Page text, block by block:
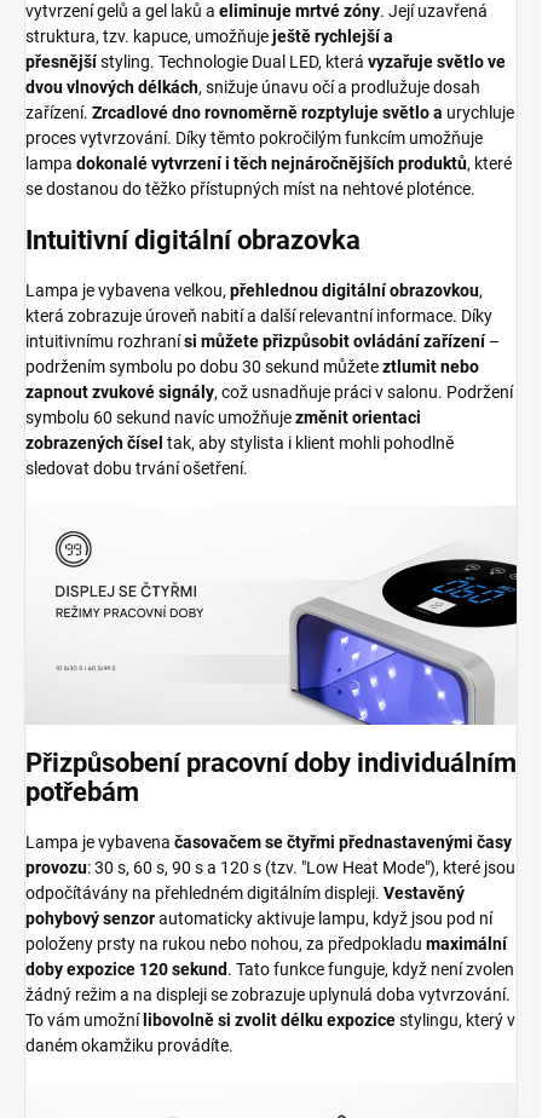
vytvrzení gelů a gel laků a eliminuje mrtvé zóny. Její uzavřená
struktura, tzv. kapuce, umožňujeještě rychlejší a
přesnějšístyling. Technologie Dual LED, která vyzařuje světlo ve
dvou vlnových délkách, snižuje únavu očí a prodlužuje dosah
zařízení. Zrcadlové dno rovnoměrně rozptyluje světlo a urychluje
proces vytvrzování. Díky těmto pokročilým funkcím umožňuje
lampa dokonalé vytvrzení i těch nejnáročnějších produktů, které
se dostanou do těžko přístupných míst na nehtové ploténce.
Intuitivní digitální obrazovka
Lampa je vybavena velkou, přehlednou digitální obrazovkou,
která zobrazuje úroveň nabití a další relevantní informace. Díky
intuitivnímu rozhranísi můžete přizpůsobit ovládání zařízení –
podržením symbolu po dobu 30 sekund můžeteztlumit nebo
zapnout zvukové signály, což usnadňuje práci v salonu. Podržení
symbolu 60 sekund navíc umožňujezměnit orientaci
zobrazených čísel tak, aby stylista i klient mohli pohodlně
sledovat dobu trvání ošetření.
Přizpůsobení pracovní doby individuálním
potřebám
Lampa je vybavena časovačem se čtyřmi přednastavenými časy
provozu: 30 s, 60 s, 90 s a 120 s (tzv. "Low Heat Mode"), které jsou
odpočítávány na přehledném digitálním displeji. Vestavěný
pohybový senzorautomaticky aktivuje lampu, když jsou pod ní
položeny prsty na rukou nebo nohou, za předpokladu maximální
doby expozice 120 sekund. Tato funkce funguje, když není zvolen
žádný režim a na displeji se zobrazuje uplynulá doba vytvrzování.
To vám umožní libovolně si zvolit délku expozicestylingu, který v
daném okamžiku provádíte.